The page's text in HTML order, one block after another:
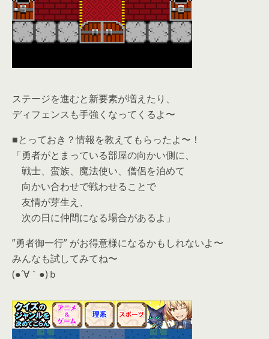
ステージを進むと新要素が増えたり、
ディフェンスも手強くなってくるよ〜
■とっておき？情報を教えてもらったよ〜！
「勇者がとまっている部屋の向かい側に、
戦士、蛮族、魔法使い、僧侶を泊めて
向かい合わせで戦わせることで
友情が芽生え、
次の日に仲間になる場合があるよ」
”勇者御一行” がお得意様になるかもしれないよ〜
みんなも試してみてね〜
(●´∀｀●)ｂ